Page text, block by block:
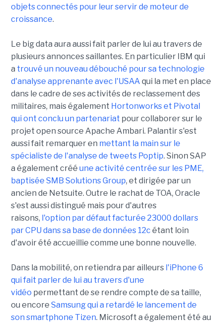
objets connectés pour leur servir de moteur de
croissance.
Le big data aura aussi fait parler de lui au travers de
plusieurs annonces saillantes. En particulier IBM qui
a trouvé un nouveau débouché pour sa technologie
d'analyse apprenante avec l'USAA qui la met en place
dans le cadre de ses activités de reclassement des
militaires, mais également Hortonworks et Pivotal
qui ont conclu un partenariat pour collaborer sur le
projet open source Apache Ambari. Palantir s'est
aussi fait remarquer en mettant la main sur le
spécialiste de l'analyse de tweets Poptip. Sinon SAP
a également créé une activité centrée sur les PME,
baptisée SMB Solutions Group, et dirigée par un
ancien de Netsuite. Outre le rachat de TOA, Oracle
s'est aussi distingué mais pour d'autres
raisons, l'option par défaut facturée 23000 dollars
par CPU dans sa base de données 12c étant loin
d'avoir été accueillie comme une bonne nouvelle.
Dans la mobilité, on retiendra par ailleurs l'iPhone 6
qui fait parler de lui au travers d'une
vidéo permettant de se rendre compte de sa taille,
ou encore Samsung qui a retardé le lancement de
son smartphone Tizen. Microsoft a également été au